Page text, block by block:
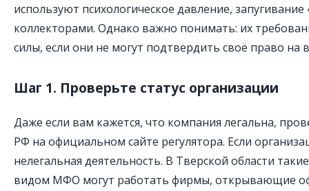
используют психологическое давление,
коллекторами. Однако важно понимать: их
силы, если они не могут подтвердить своё право на
Шаг 1. Проверьте статус организации
Даже если вам кажется, что компания легальна,
РФ на официальном сайте регулятора. Если
нелегальная деятельность. В Тверской области
видом МФО могут работать фирмы, открывающие